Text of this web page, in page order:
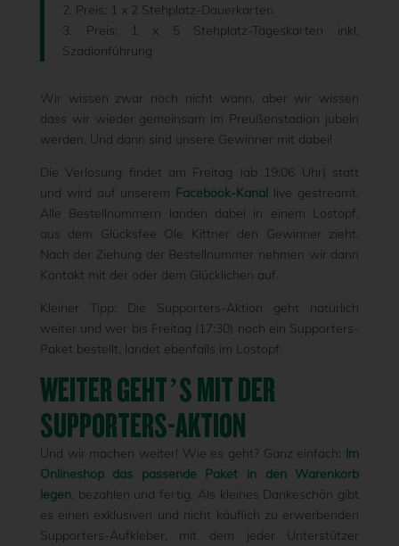
2. Preis: 1 x 2 Stehplatz-Dauerkarten
3. Preis: 1 x 5 Stehplatz-Tageskarten inkl.
Szadionführung
Wir wissen zwar noch nicht wann, aber wir wissen
dass wir wieder gemeinsam im Preußenstadion jubeln
werden. Und dann sind unsere Gewinner mit dabei!
Die Verlosung findet am Freitag (ab 19:06 Uhr) statt
und wird auf unserem Facebook-Kanal live gestreamt.
Alle Bestellnummern landen dabei in einem Lostopf,
aus dem Glücksfee Ole Kittner den Gewinner zieht.
Nach der Ziehung der Bestellnummer nehmen wir dann
Kontakt mit der oder dem Glücklichen auf.
Kleiner Tipp: Die Supporters-Aktion geht natürlich
weiter und wer bis Freitag (17:30) noch ein Supporters-
Paket bestellt, landet ebenfalls im Lostopf.
WEITER GEHT’S MIT DER
SUPPORTERS-AKTION
Und wir machen weiter! Wie es geht? Ganz einfach: Im
Onlineshop das passende Paket in den Warenkorb
legen, bezahlen und fertig. Als kleines Dankeschön gibt
es einen exklusiven und nicht käuflich zu erwerbenden
Supporters-Aufkleber, mit dem jeder Unterstützer